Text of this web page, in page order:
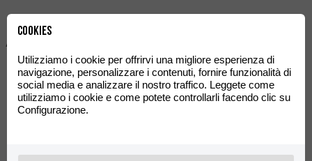
Abbigliamento
Al momento non ci sono prodotti
Cookies
Utilizziamo i cookie per offrirvi una migliore esperienza di
navigazione, personalizzare i contenuti, fornire funzionalità di
social media e analizzare il nostro traffico. Leggete come
utilizziamo i cookie e come potete controllarli facendo clic su
Configurazione.